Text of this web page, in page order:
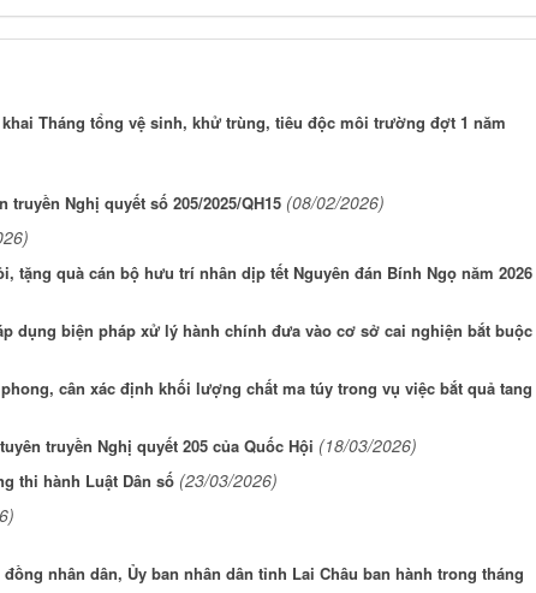
Tháng tổng vệ sinh, khử trùng, tiêu độc môi trường đợt 1 năm
Nghị quyết số 205/2025/QH15 (08/02/2026)
tặng quà cán bộ hưu trí nhân dịp tết Nguyên đán Bính Ngọ năm 2026
dụng biện pháp xử lý hành chính đưa vào cơ sở cai nghiện bắt buộc
cân xác định khối lượng chất ma túy trong vụ việc bắt quả tang
truyền Nghị quyết 205 của Quốc Hội (18/03/2026)
thi hành Luật Dân số (23/03/2026)
nhân dân, Ủy ban nhân dân tỉnh Lai Châu ban hành trong tháng